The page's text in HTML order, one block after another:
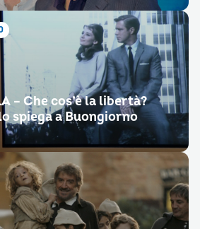
– Che cos’è la libertà?
spiega a Buongiorno